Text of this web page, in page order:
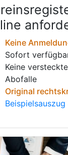
Keine
Sofort
Keine
Abofalle
Original